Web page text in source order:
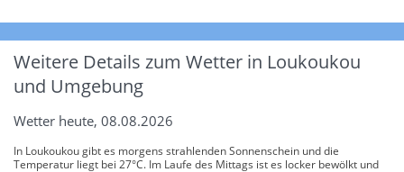
Weitere Details zum Wetter in Loukoukou
und Umgebung
Wetter heute, 08.08.2026
In Loukoukou gibt es morgens strahlenden Sonnenschein und die
Temperatur liegt bei 27°C. Im Laufe des Mittags ist es locker bewölkt und